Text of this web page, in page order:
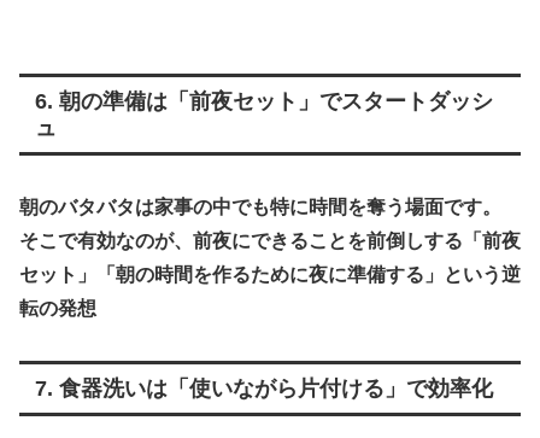
6. 朝の準備は「前夜セット」でスタートダッシ
ュ
朝のバタバタは家事の中でも特に時間を奪う場面です。
そこで有効なのが、前夜にできることを前倒しする 「前夜
セット」「朝の時間を作るために夜に準備する」という逆
転の発想
7. 食器洗いは「使いながら片付ける」で効率化